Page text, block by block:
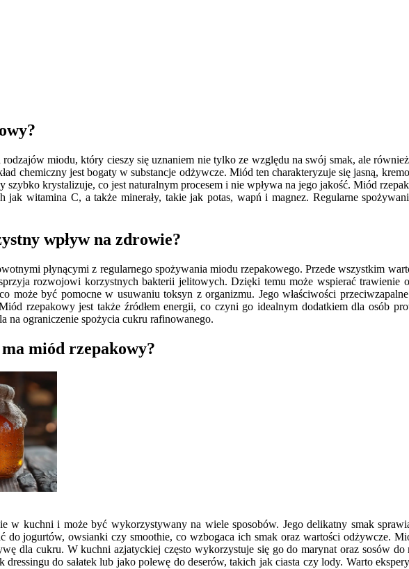
miodu, który cieszy się uznaniem nie tylko ze względu na swój smak, ale
chemiczny jest bogaty w substancje odżywcze. Miód ten charakteryzuje się jasną,
krystalizuje, co jest naturalnym procesem i nie wpływa na jego jakość. Miód
witamina C, a także minerały, takie jak potas, wapń i magnez. Regularne
wpływ na zdrowie?
płynącymi z regularnego spożywania miodu rzepakowego. Przede wszystkim
rozwojowi korzystnych bakterii jelitowych. Dzięki temu może wspierać trawienie
może być pomocne w usuwaniu toksyn z organizmu. Jego właściwości
rzepakowy jest także źródłem energii, co czyni go idealnym dodatkiem dla osób
na ograniczenie spożycia cukru rafinowanego.
miód rzepakowy?
w kuchni i może być wykorzystywany na wiele sposobów. Jego delikatny smak
jogurtów, owsianki czy smoothie, co wzbogaca ich smak oraz wartości odżywcze.
dla cukru. W kuchni azjatyckiej często wykorzystuje się go do marynat oraz sosów
do sałatek lub jako polewę do deserów, takich jak ciasta czy lody. Warto